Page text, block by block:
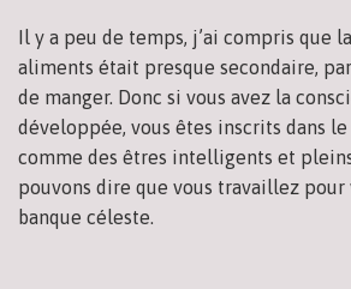
Il y a peu de temps, j’ai compris que
aliments était presque secondaire,
de manger. Donc si vous avez la
développée, vous êtes inscrits dans
comme des êtres intelligents et pleins
pouvons dire que vous travaillez
banque céleste.